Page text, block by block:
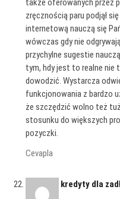
także oferowanych przez
zręcznością paru podjął
internetową nauczą się
wówczas gdy nie
przychylne sugestie
tym, hdy jest to realne nie
dowodzić. Wystarcza
funkcjonowania z bardzo
że szczędzić wolno też
stosunku do większych
pozyczki.
Cevapla
kredyty dla